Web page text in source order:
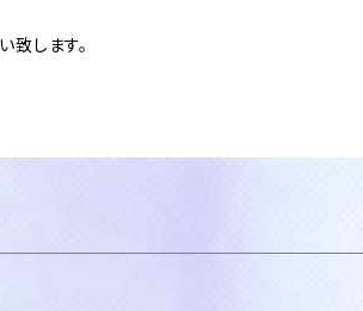
します。